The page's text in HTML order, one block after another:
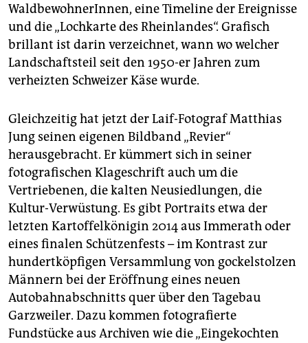
WaldbewohnerInnen, eine Timeline der Ereignisse
und die „Lochkarte des Rheinlandes“. Grafisch
brillant ist darin verzeichnet, wann wo welcher
Landschaftsteil seit den 1950-er Jahren zum
verheizten Schweizer Käse wurde.
Gleichzeitig hat jetzt der Laif-Fotograf Matthias
Jung seinen eigenen Bildband „Revier“
herausgebracht. Er kümmert sich in seiner
fotografischen Klageschrift auch um die
Vertriebenen, die kalten Neusiedlungen, die
Kultur-Verwüstung. Es gibt Portraits etwa der
letzten Kartoffelkönigin 2014 aus Immerath oder
eines finalen Schützenfests – im Kontrast zur
hundertköpfigen Versammlung von gockelstolzen
Männern bei der Eröffnung eines neuen
Autobahnabschnitts quer über den Tagebau
Garzweiler. Dazu kommen fotografierte
Fundstücke aus Archiven wie die „Eingekochten